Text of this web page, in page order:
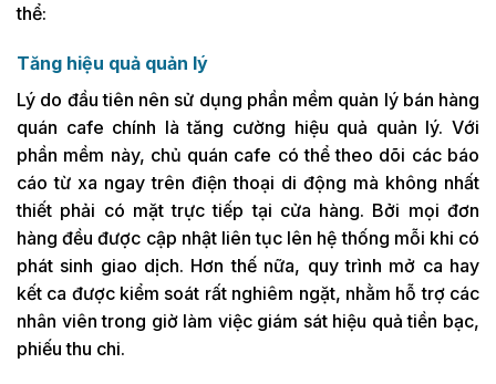
thể:
Tăng hiệu quả quản lý
Lý do đầu tiên nên sử dụng phần mềm quản lý bán hàng
quán cafe chính là tăng cường hiệu quả quản lý. Với
phần mềm này, chủ quán cafe có thể theo dõi các báo
cáo từ xa ngay trên điện thoại di động mà không nhất
thiết phải có mặt trực tiếp tại cửa hàng. Bởi mọi đơn
hàng đều được cập nhật liên tục lên hệ thống mỗi khi có
phát sinh giao dịch. Hơn thế nữa, quy trình mở ca hay
kết ca được kiểm soát rất nghiêm ngặt, nhằm hỗ trợ các
nhân viên trong giờ làm việc giám sát hiệu quả tiền bạc,
phiếu thu chi.